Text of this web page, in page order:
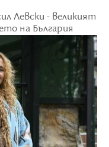
Левски - великият
на България